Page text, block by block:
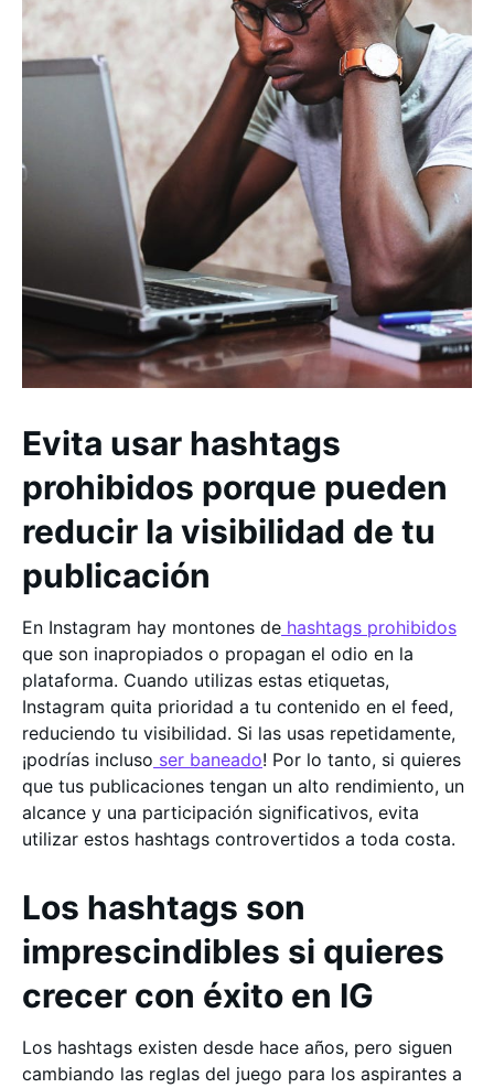
Evita usar hashtags
prohibidos porque pueden
reducir la visibilidad de tu
publicación
En Instagram hay montones de hashtags prohibidos
que son inapropiados o propagan el odio en la
plataforma. Cuando utilizas estas etiquetas,
Instagram quita prioridad a tu contenido en el feed,
reduciendo tu visibilidad. Si las usas repetidamente,
¡podrías incluso ser baneado! Por lo tanto, si quieres
que tus publicaciones tengan un alto rendimiento, un
alcance y una participación significativos, evita
utilizar estos hashtags controvertidos a toda costa.
Los hashtags son
imprescindibles si quieres
crecer con éxito en IG
Los hashtags existen desde hace años, pero siguen
cambiando las reglas del juego para los aspirantes a